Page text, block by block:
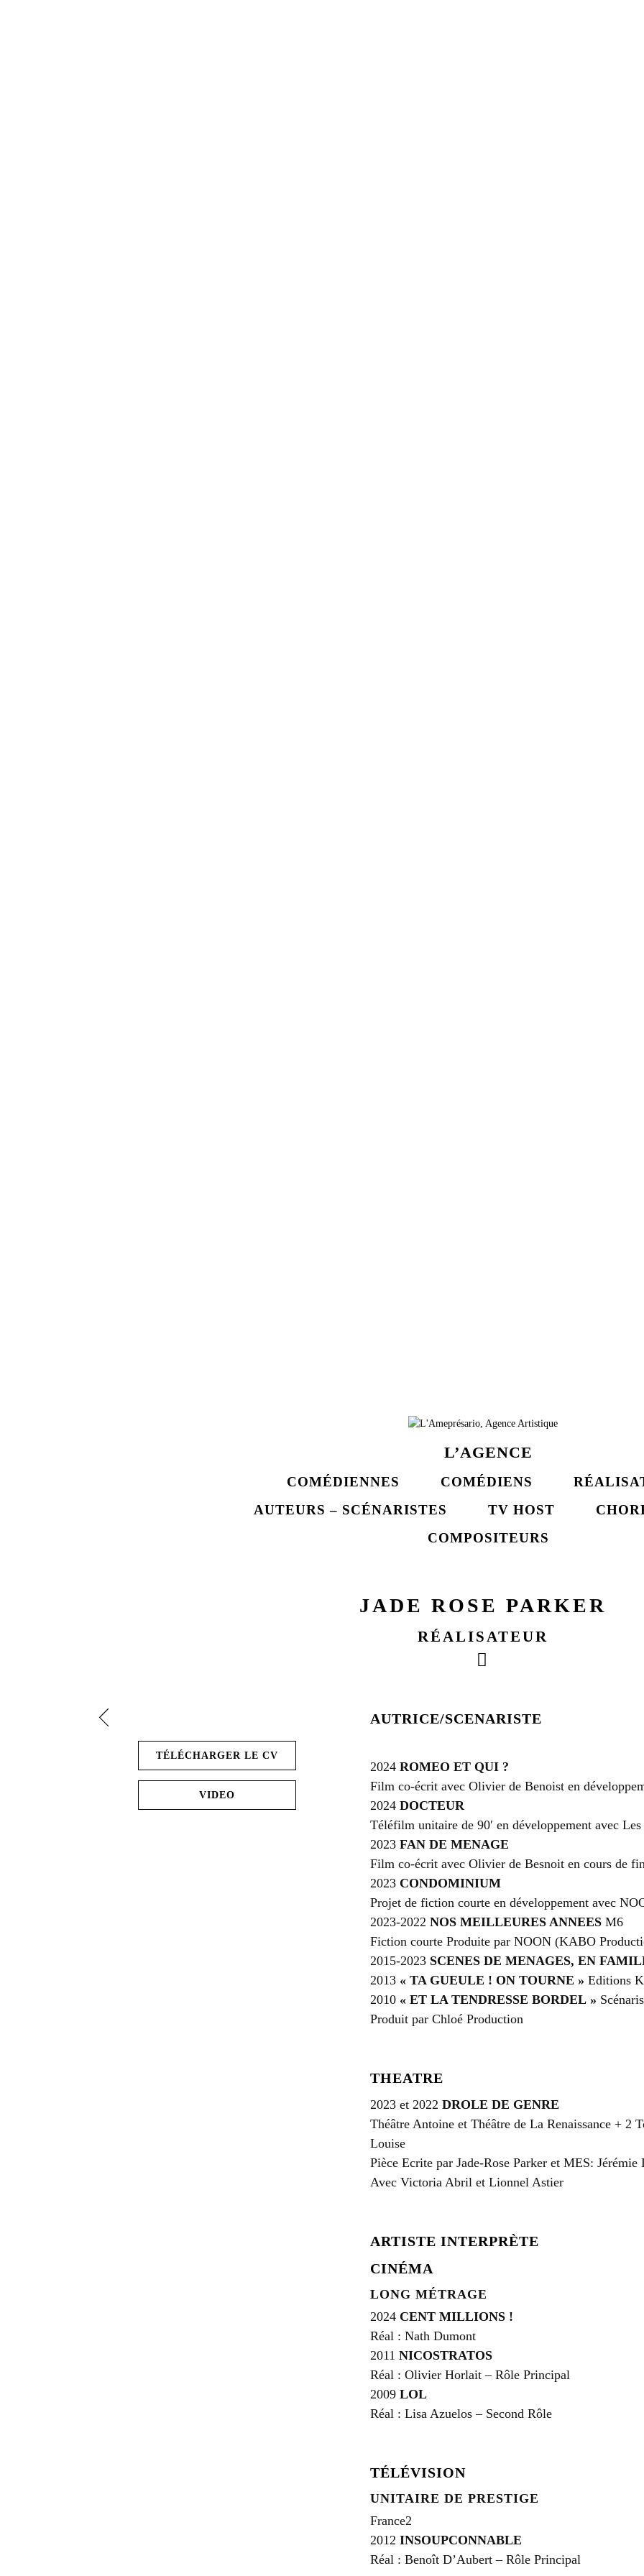
L’AGENCE
COMÉDIENNES COMÉDIENS
AUTEURS – SCÉNARISTES
TV HOST
COMPOSITEURS
JADE ROSE PARKER
RÉALISATEUR
TÉLÉCHARGER LE CV
VIDEO
AUTRICE/SCENARISTE
2024 ROMEO ET QUI ?
Film co-écrit avec Olivier de Benoist en
2024 DOCTEUR
Téléfilm unitaire de 90′ en développement avec
2023 FAN DE MENAGE
Film co-écrit avec Olivier de Besnoit en cours de
2023 CONDOMINIUM
Projet de fiction courte en développement avec
2023-2022 NOS MEILLEURES ANNEES M6
Fiction courte Produite par NOON (KABO
2015-2023 SCENES DE MENAGES, EN
2013 « TA GUEULE ! ON TOURNE » Editions
2010 « ET LA TENDRESSE BORDEL »
Produit par Chloé Production
THEATRE
2023 et 2022 DROLE DE GENRE
Théâtre Antoine et Théâtre de La Renaissance + 2
Louise
Pièce Ecrite par Jade-Rose Parker et MES: Jérémie
Avec Victoria Abril et Lionnel Astier
ARTISTE INTERPRÈTE
CINÉMA
LONG MÉTRAGE
2024 CENT MILLIONS !
Réal : Nath Dumont
2011 NICOSTRATOS
Réal : Olivier Horlait – Rôle Principal
2009 LOL
Réal : Lisa Azuelos – Second Rôle
TÉLÉVISION
UNITAIRE DE PRESTIGE
France2
2012 INSOUPCONNABLE
Réal : Benoît D’Aubert – Rôle Principal